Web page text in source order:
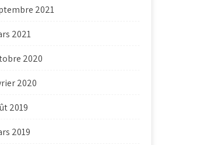
2021
2021
2020
2020
2019
2019